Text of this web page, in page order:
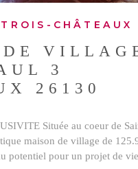
CHÂTEAUX
3
26130
Située au coeur de
maison de village de
potentiel pour un projet de
CRITÈRES
Piscine
Terrasse